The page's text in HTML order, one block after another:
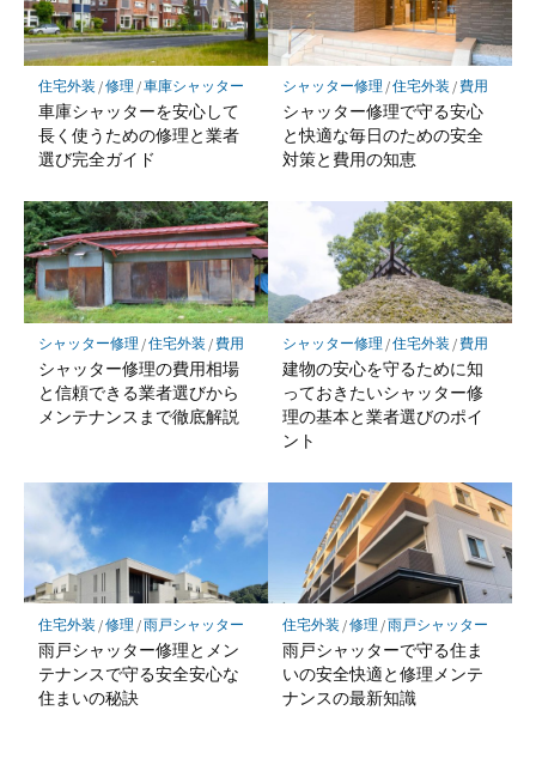
住宅外装 /修理 /車庫シャッター
車庫シャッターを安心して
長く使うための修理と業者
選び完全ガイド
シャッター修理 /住宅外装 /費用
シャッター修理で守る安心
と快適な毎日のための安全
対策と費用の知恵
シャッター修理 /住宅外装 /費用
シャッター修理の費用相場
と信頼できる業者選びから
メンテナンスまで徹底解説
シャッター修理 /住宅外装 /費用
建物の安心を守るために知
っておきたいシャッター修
理の基本と業者選びのポイ
ント
住宅外装 /修理 /雨戸シャッター
雨戸シャッター修理とメン
テナンスで守る安全安心な
住まいの秘訣
住宅外装 /修理 /雨戸シャッター
雨戸シャッターで守る住ま
いの安全快適と修理メンテ
ナンスの最新知識